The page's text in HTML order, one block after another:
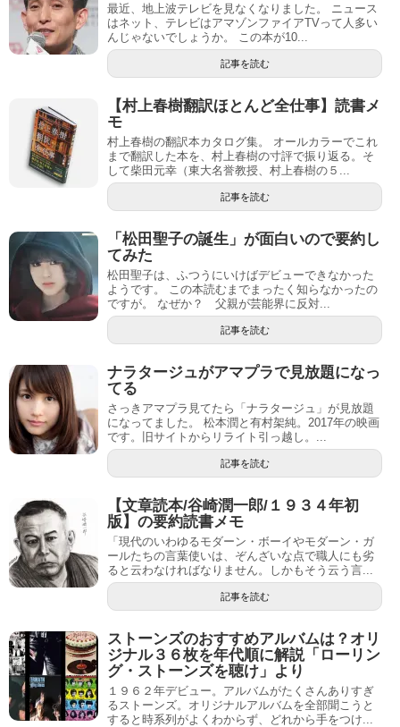
最近、地上波テレビを見なくなりました。 ニュース
はネット、テレビはアマゾンファイアTVって人多い
んじゃないでしょうか。 この本が10...
記事を読む
【村上春樹翻訳ほとんど全仕事】読書メ
モ
村上春樹の翻訳本カタログ集。 オールカラーでこれ
まで翻訳した本を、村上春樹の寸評で振り返る。そ
して柴田元幸（東大名誉教授、村上春樹の５...
記事を読む
「松田聖子の誕生」が面白いので要約し
てみた
松田聖子は、ふつうにいけばデビューできなかった
ようです。 この本読むまでまったく知らなかったの
ですが。 なぜか？ 父親が芸能界に反対...
記事を読む
ナラタージュがアマプラで見放題になっ
てる
さっきアマプラ見てたら「ナラタージュ」が見放題
になってました。 松本潤と有村架純。2017年の映画
です。旧サイトからリライト引っ越し。...
記事を読む
【文章読本/谷崎潤一郎/１９３４年初
版】の要約読書メモ
「現代のいわゆるモダーン・ボーイやモダーン・ガ
ールたちの言葉使いは、ぞんざいな点で職人にも劣
ると云わなければなりません。しかもそう云う言...
記事を読む
ストーンズのおすすめアルバムは？オリ
ジナル３６枚を年代順に解説「ローリン
グ・ストーンズを聴け」より
１９６２年デビュー。アルバムがたくさんありすぎ
るストーンズ。オリジナルアルバムを全部聞こうと
すると時系列がよくわからず、どれから手をつけ...